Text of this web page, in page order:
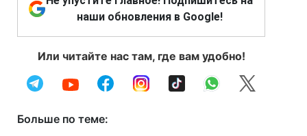
наши обновления в Google!
Или читайте нас там, где вам удобно!
Больше по теме: